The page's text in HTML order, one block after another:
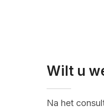
Wilt u
Na het